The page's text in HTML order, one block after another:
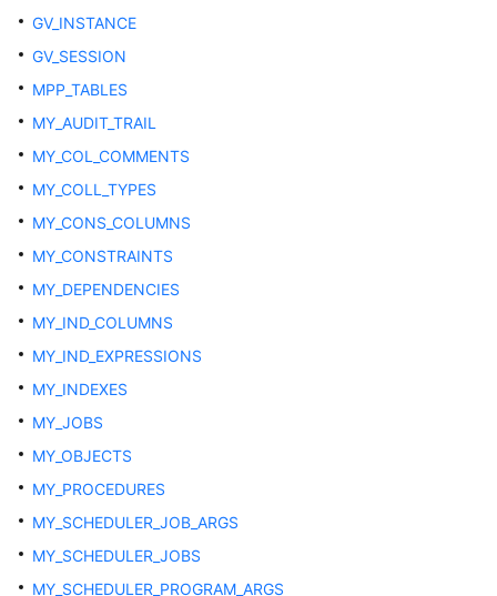
自
治
系
和
系
视
图
表
和
统
视
图
GV_INSTANCE
GV_SESSION
MPP_TABLES
MY_AUDIT_TRAIL
MY_COL_COMMENTS
MY_COLL_TYPES
MY_CONS_COLUMNS
MY_CONSTRAINTS
MY_DEPENDENCIES
MY_IND_COLUMNS
MY_IND_EXPRESSIONS
MY_INDEXES
MY_JOBS
MY_OBJECTS
MY_PROCEDURES
MY_SCHEDULER_JOB_ARGS
MY_SCHEDULER_JOBS
MY_SCHEDULER_PROGRAM_ARGS